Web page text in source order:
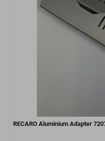
RECARO Aluminium Adapter